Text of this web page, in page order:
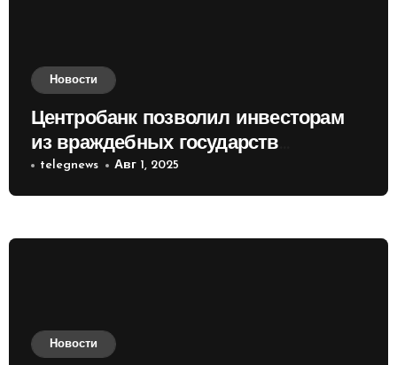
Новости
Центробанк позволил инвесторам
из враждебных государств
приобретать валюту
telegnews Авг 1, 2025
Новости